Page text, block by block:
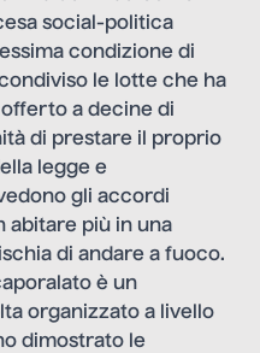
social-politica
condizione di
le lotte che ha
offerto a decine di
di prestare il proprio
legge e
gli accordi
abitare più in una
di andare a fuoco.
è un
organizzato a livello
dimostrato le